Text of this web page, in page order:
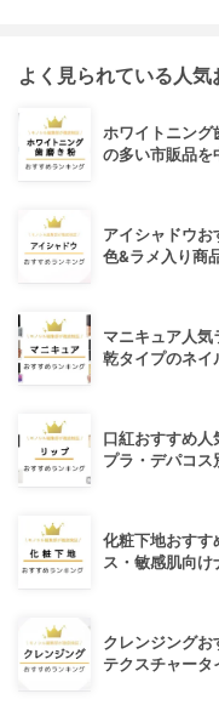
よく見られている人
ホワイトニング
の多い市販品を
アイシャドウ
色&ラメ入り商
マニキュア人
乾タイプのネイ
口紅おすすめ
プラ・デパコス
化粧下地おすす
ス・敏感肌向け
クレンジング
テクスチャータ